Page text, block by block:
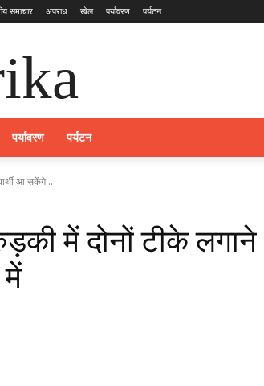
समाचार अपराध खेल पर्यावरण पर्यटन
पर्यावरण पर्यटन
आ सकेंगे...
में दोनों टीके लगाने
में